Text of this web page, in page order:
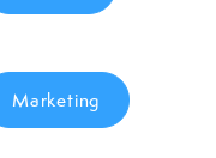
Marketing